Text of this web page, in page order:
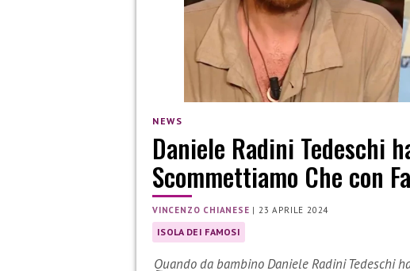
NEWS
Daniele Radini Tedeschi
Scommettiamo Che con
VINCENZO CHIANESE |23 APRILE 2024
ISOLA DEI FAMOSI
Quando da bambino Daniele Radini Tedeschi